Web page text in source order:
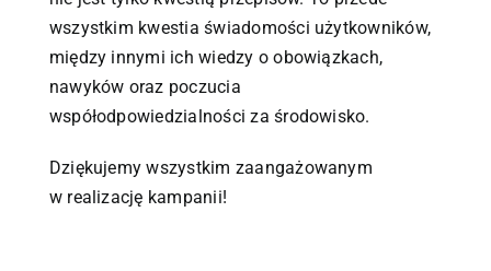
wszystkim kwestia świadomości użytkowników,
między innymi ich wiedzy o obowiązkach,
nawyków oraz poczucia
współodpowiedzialności za środowisko.
Dziękujemy wszystkim zaangażowanym
w realizację kampanii!